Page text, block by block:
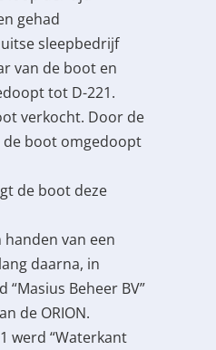
gehad
sleepbedrijf
van de boot en
tot D-221.
verkocht. Door de
de boot omgedoopt
de boot deze
handen van een
daarna, in
“Masius Beheer BV”
de ORION.
werd “Waterkant